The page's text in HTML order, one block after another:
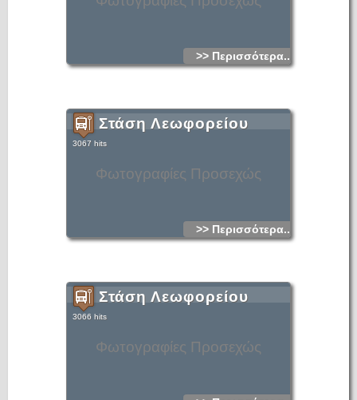
>> Περισσότερα...
Φωτογραφίες Προσεχώς
Στάση Λεωφορείου
3067 hits
>> Περισσότερα...
Φωτογραφίες Προσεχώς
Στάση Λεωφορείου
3066 hits